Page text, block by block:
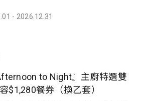
- 2026.12.31
to Night』主廚特選雙
$1,280餐券（換乙套）